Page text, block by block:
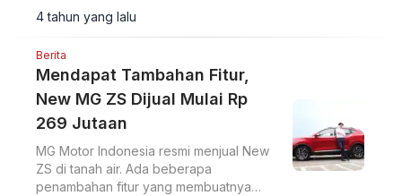
4 tahun yang lalu
Berita
Mendapat Tambahan Fitur,
New MG ZS Dijual Mulai Rp
269 Jutaan
MG Motor Indonesia resmi menjual New
ZS di tanah air. Ada beberapa
penambahan fitur yang membuatnya